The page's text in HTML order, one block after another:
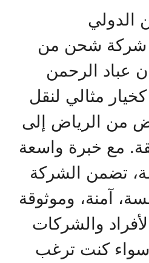
الدولي
شركة شحن من
عباد الرحمن
مثالي لنقل
من الرياض إلى
مع خبرة واسعة
تضمن الشركة
آمنة، وموثوقة
والشركات
كنت ترغب